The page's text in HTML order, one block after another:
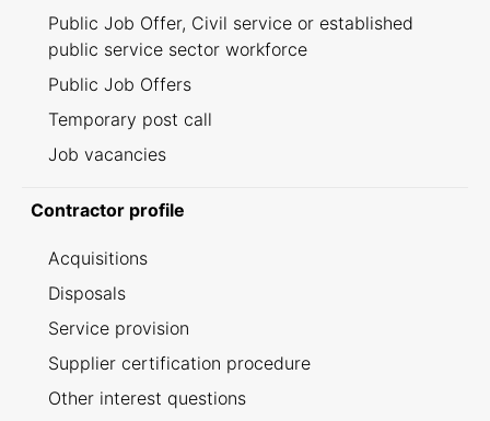
Public Job Offer, Civil service or established
public service sector workforce
Public Job Offers
Temporary post call
Job vacancies
Contractor profile
Acquisitions
Disposals
Service provision
Supplier certification procedure
Other interest questions